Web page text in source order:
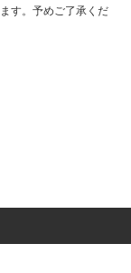
す。予めご了承くだ